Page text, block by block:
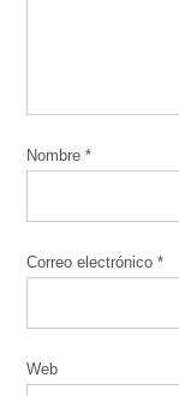
Nombre*
Correo electrónico*
Web